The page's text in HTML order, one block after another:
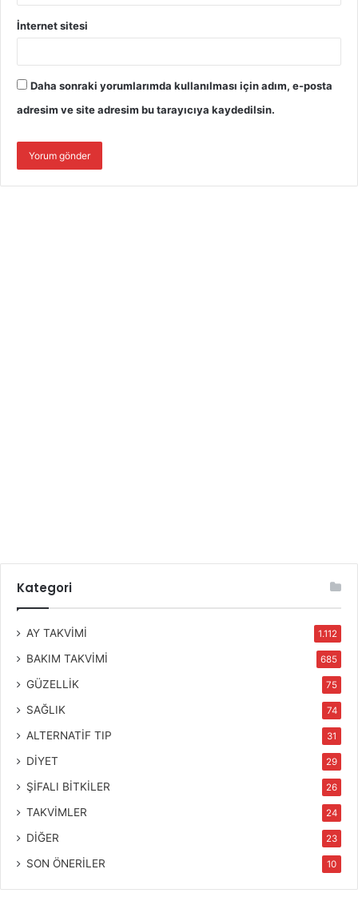
İnternet sitesi
Daha sonraki yorumlarımda kullanılması için adım, e-posta
adresim ve site adresim bu tarayıcıya kaydedilsin.
Kategori
AY TAKVİMİ 1.112
BAKIM TAKVİMİ 685
GÜZELLİK 75
SAĞLIK 74
ALTERNATİF TIP 31
DİYET 29
ŞİFALI BİTKİLER 26
TAKVİMLER 24
DİĞER 23
SON ÖNERİLER 10